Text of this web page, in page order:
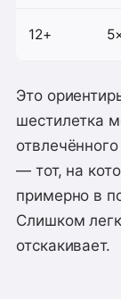
12+
Это
шестилетка
— тот, на
примерно в
Слишком
отскакивает.